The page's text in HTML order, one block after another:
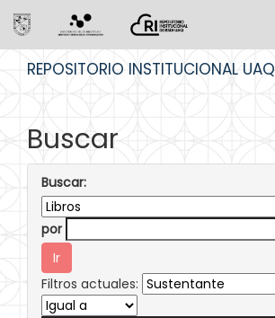
REPOSITORIO INSTITUCIONAL UAQ
Buscar
Buscar:
por
Filtros actuales: